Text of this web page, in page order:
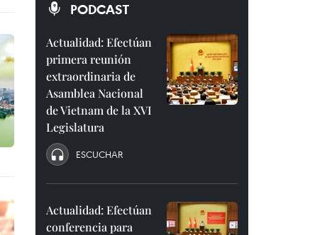
PODCAST
Actualidad: Efectúan
primera reunión
extraordinaria de
Asamblea Nacional
de Vietnam de la XVI
Legislatura
ESCUCHAR
Actualidad: Efectúan
conferencia para